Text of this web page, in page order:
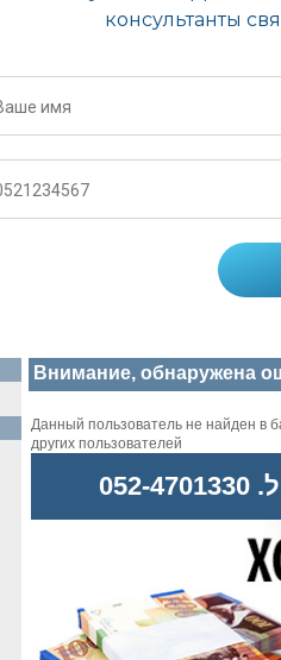
Внимание, обнаружена
Данный пользователь не найден в
других пользователей